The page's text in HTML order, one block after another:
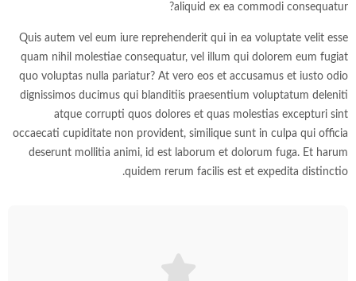
aliquid ex ea commodi consequatur?
Quis autem vel eum iure reprehenderit qui in ea voluptate velit esse
quam nihil molestiae consequatur, vel illum qui dolorem eum fugiat
quo voluptas nulla pariatur? At vero eos et accusamus et iusto odio
dignissimos ducimus qui blanditiis praesentium voluptatum deleniti
atque corrupti quos dolores et quas molestias excepturi sint
occaecati cupiditate non provident, similique sunt in culpa qui officia
deserunt mollitia animi, id est laborum et dolorum fuga. Et harum
quidem rerum facilis est et expedita distinctio.